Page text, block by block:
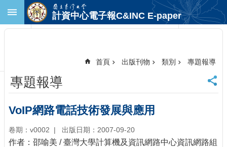
跳到主要內容區塊
首
頁
臺
大
首
頁
計資中心電子報C&INC E-paper
首頁 出版刊物 類別 專題報導
專題報導
VoIP網路電話技術發展與應用
卷期：v0002 出版日期：2007-09-20
作者：邵喻美 / 臺灣大學計算機及資訊網路中心資訊網路組